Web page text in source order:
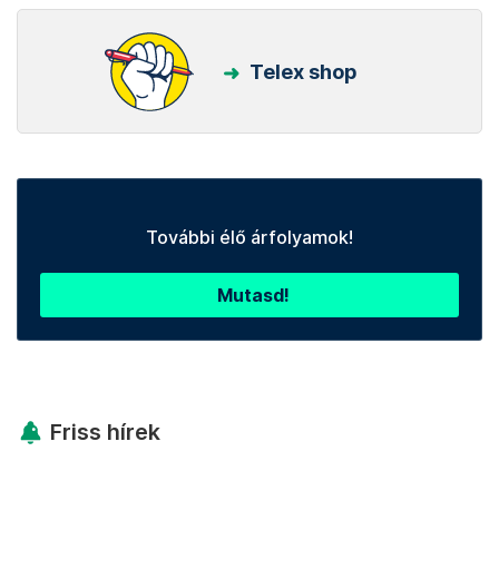
Telex shop
További élő árfolyamok!
Mutasd!
Friss hírek